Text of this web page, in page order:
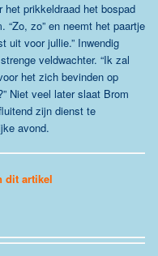
prikkeldraad het bospad
“Zo, zo” en neemt het paartje
uit voor jullie.” Inwendig
veldwachter. “Ik zal
het zich bevinden op
Niet veel later slaat Brom
zijn dienst te
avond.
dit artikel